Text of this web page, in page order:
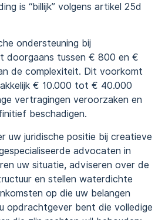
is “billijk” volgens artikel 25d
ondersteuning bij
doorgaans tussen € 800 en €
de complexiteit. Dit voorkomt
€ 10.000 tot € 40.000
vertragingen veroorzaken en
beschadigen.
uw juridische positie bij creatieve
advocaten in
uw situatie, adviseren over de
en stellen waterdichte
op die uw belangen
opdrachtgever bent die volledige